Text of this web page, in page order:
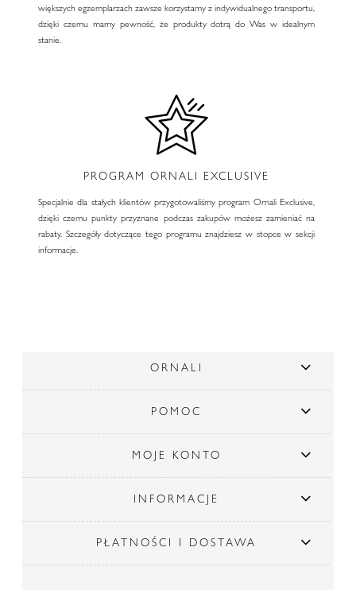
większych egzemplarzach zawsze korzystamy z indywidualnego transportu,
dzięki czemu mamy pewność, że produkty dotrą do Was w idealnym
stanie.
PROGRAM ORNALI EXCLUSIVE
Specjalnie dla stałych klientów przygotowaliśmy program Ornali Exclusive,
dzięki czemu punkty przyznane podczas zakupów możesz zamieniać na
rabaty. Szczegóły dotyczące tego programu znajdziesz w stopce w sekcji
informacje.
ORNALI
POMOC
MOJE KONTO
INFORMACJE
PŁATNOŚCI I DOSTAWA